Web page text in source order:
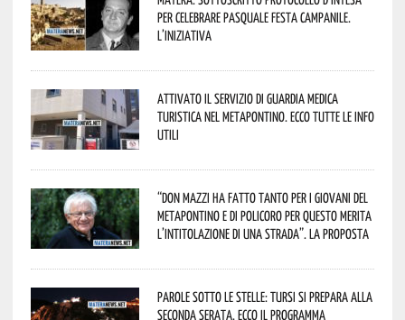
per celebrare Pasquale Festa Campanile.
L’iniziativa
Attivato il servizio di Guardia Medica
Turistica nel Metapontino. Ecco tutte le info
utili
“Don Mazzi ha fatto tanto per i giovani del
Metapontino e di Policoro per questo merita
l’intitolazione di una strada”. La proposta
Parole sotto le stelle: Tursi si prepara alla
seconda serata. Ecco il programma